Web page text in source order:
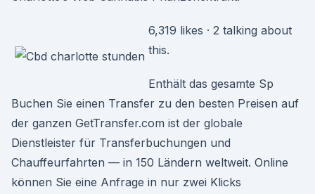
6,319 likes · 2 talking about
this.
Enthält das gesamte Sp
Buchen Sie einen Transfer zu den besten Preisen auf
der ganzen GetTransfer.com ist der globale
Dienstleister für Transferbuchungen und
Chauffeurfahrten — in 150 Ländern weltweit. Online
können Sie eine Anfrage in nur zwei Klicks